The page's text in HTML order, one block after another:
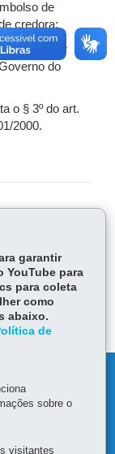
de
credora;
por
do
o § 3º do art.
2000.
Baixar
garantir
YouTube para
para coleta
como
abaixo.
de
sobre o
visitantes